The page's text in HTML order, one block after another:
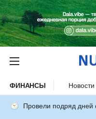
ФИНАНСЫ Новости
Провели подряд дней